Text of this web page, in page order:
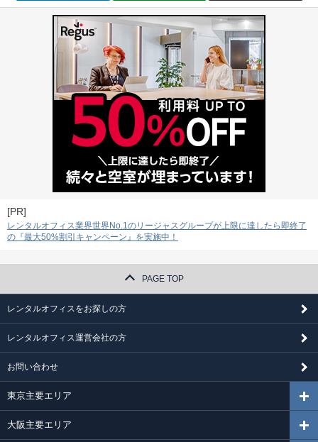
[PR]
レンタルオフィス業界世界No.1のリージャスグループが上限に達したら即終了
の『最大50%割引キャンペーン』を実施中！
PAGE TOP
レンタルオフィスをお探しの方
レンタルオフィス運営会社の方
お問い合わせ
東京主要エリア
大阪主要エリア